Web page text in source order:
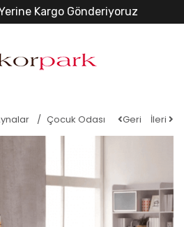
Kargo Gönderiyoruz
Çocuk Odası Geri İleri